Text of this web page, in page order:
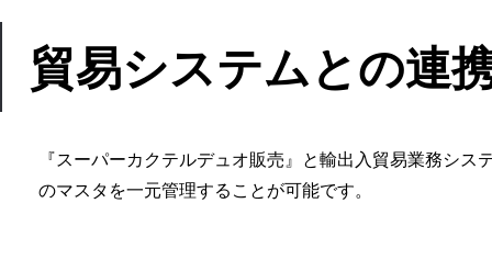
貿易システムとの連
『スーパーカクテルデュオ販売』と輸出入貿易業務シ
のマスタを一元管理することが可能です。